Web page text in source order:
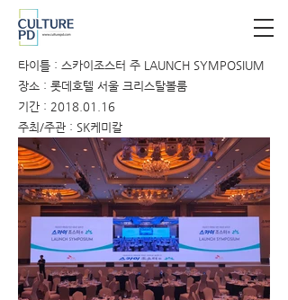
타이틀 : 스카이조스터 주 LAUNCH SYMPOSIUM
장소 : 롯데호텔 서울 크리스탈볼룸
기간 : 2018.01.16
주최/주관 : SK케미칼